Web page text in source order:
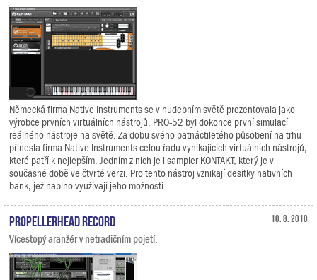
Německá firma Native Instruments se v hudebním světě prezentovala jako
výrobce prvních virtuálních nástrojů. PRO-52 byl dokonce první simulací
reálného nástroje na světě. Za dobu svého patnáctiletého působení na trhu
přinesla firma Native Instruments celou řadu vynikajících virtuálních nástrojů,
které patří k nejlepším. Jedním z nich je i sampler KONTAKT, který je v
současné době ve čtvrté verzi. Pro tento nástroj vznikají desítky nativních
bank, jež naplno využívají jeho možnosti....
10. 8. 2010
Propellerhead Record
Vícestopý aranžér v netradičním pojetí.